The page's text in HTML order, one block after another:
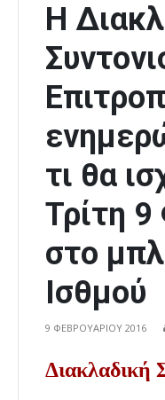
Η
τι θα
Τρίτη
στο
Ισθμού
9 ΦΕΒΡΟΥΑΡΊΟΥ 2016
Διακλαδική